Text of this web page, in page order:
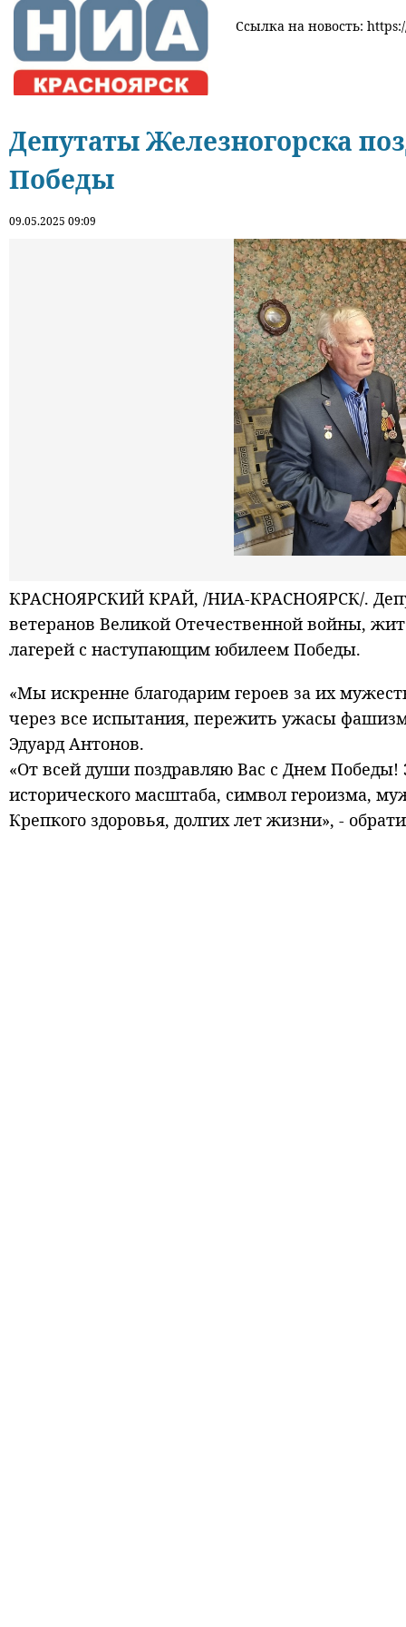
Ссылка на новость:
Депутаты Железногорска
Победы
09.05.2025 09:09
КРАСНОЯРСКИЙ КРАЙ, /НИА-КРАСНОЯРСК/.
ветеранов Великой Отечественной войны,
лагерей с наступающим юбилеем Победы.
«Мы искренне благодарим героев за их
через все испытания, пережить ужасы
Эдуард Антонов.
«От всей души поздравляю Вас с Днем
исторического масштаба, символ героизма,
Крепкого здоровья, долгих лет жизни», -